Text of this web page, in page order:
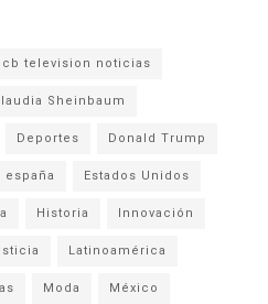
cb television noticias
Sheinbaum
Deportes Donald Trump
españa Estados Unidos
Historia Innovación
Latinoamérica
Moda México